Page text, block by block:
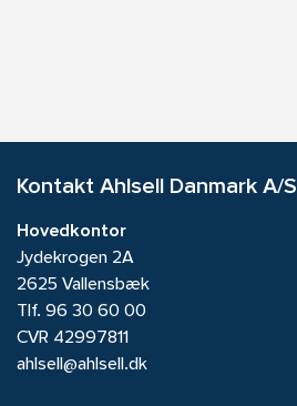
Kontakt Ahlsell Danmark A/S
Hovedkontor
Jydekrogen 2A
2625 Vallensbæk
Tlf. 96 30 60 00
CVR 42997811
ahlsell@ahlsell.dk